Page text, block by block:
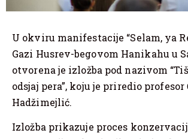
U okviru manifestacije “Selam, ya
Gazi Husrev-begovom Hanikahu u
otvorena je izložba pod nazivom
odsjaj pera”, koju je priredio profesor
Hadžimejlić.
Izložba prikazuje proces